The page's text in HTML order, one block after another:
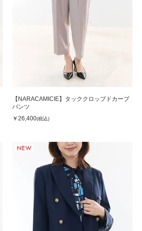
【NARACAMICIE】タッククロップドカーブ
パンツ
￥26,400(税込)